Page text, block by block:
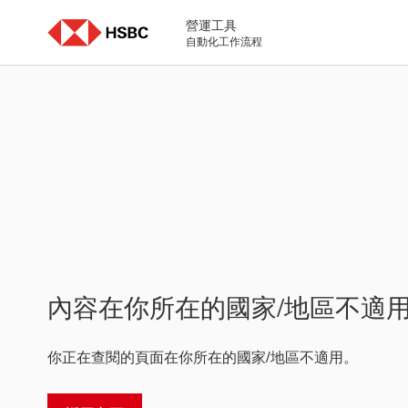
to
content
營運工具
自動化工作流程
內容在你所在的國家/地區不適
你正在查閱的頁面在你所在的國家/地區不適用。